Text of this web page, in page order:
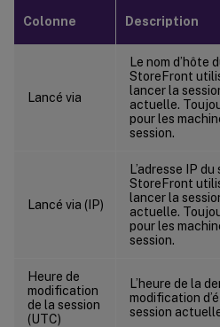
Colonne Description
Lancé via
Le nom d’hôte
StoreFront
lancer la
actuelle.
pour les
session.
Lancé via (IP)
L’adresse IP
StoreFront
lancer la
actuelle.
pour les
session.
Heure de
modification
de la session
(UTC)
L’heure de la
modification
session